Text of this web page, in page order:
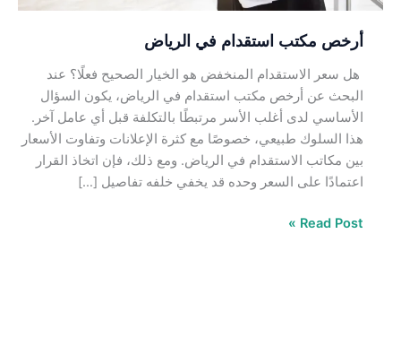
أرخص مكتب استقدام في الرياض
هل سعر الاستقدام المنخفض هو الخيار الصحيح فعلًا؟ عند
البحث عن أرخص مكتب استقدام في الرياض، يكون السؤال
الأساسي لدى أغلب الأسر مرتبطًا بالتكلفة قبل أي عامل آخر.
هذا السلوك طبيعي، خصوصًا مع كثرة الإعلانات وتفاوت الأسعار
بين مكاتب الاستقدام في الرياض. ومع ذلك، فإن اتخاذ القرار
اعتمادًا على السعر وحده قد يخفي خلفه تفاصيل […]
Read Post »